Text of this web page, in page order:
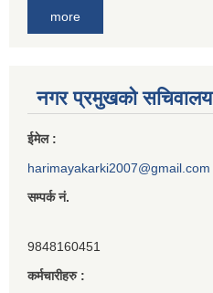
more
नगर प्रमुखको सचिवालय
ईमेल :
harimayakarki2007@gmail.com
सम्पर्क नं.
9848160451
कर्मचारीहरु :